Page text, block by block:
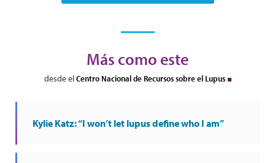
Más como este
desde elCentro Nacional de Recursos sobre el Lupus
Kylie Katz: “I won’t let lupus define who I am”